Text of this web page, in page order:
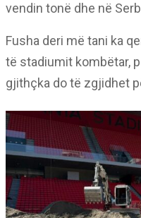
vendin tonë dhe në
Fusha deri më tani ka
të stadiumit kombëtar,
gjithçka do të zgjidhet